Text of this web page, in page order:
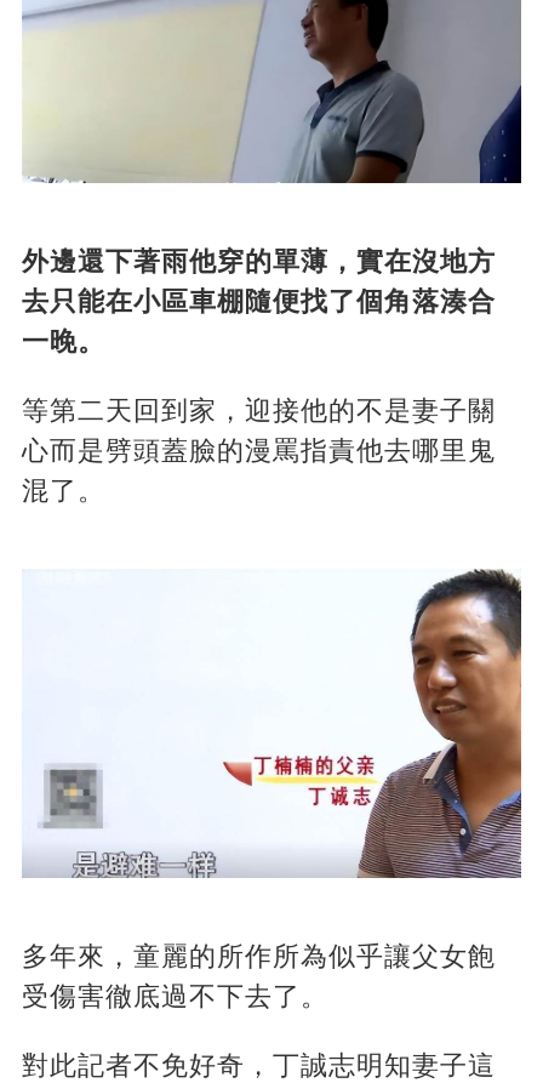
外邊還下著雨他穿的單薄，實在沒地方
去只能在小區車棚隨便找了個角落湊合
一晚。
等第二天回到家，迎接他的不是妻子關
心而是劈頭蓋臉的漫罵指責他去哪里鬼
混了。
多年來，童麗的所作所為似乎讓父女飽
受傷害徹底過不下去了。
對此記者不免好奇，丁誠志明知妻子這